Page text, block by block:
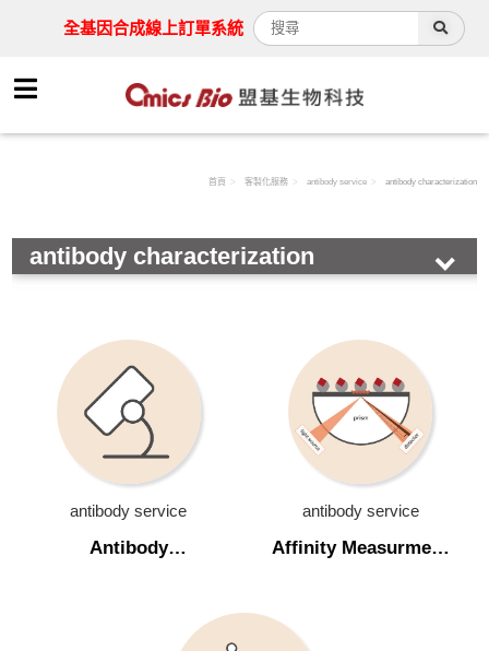
全基因合成線上訂單系統
首頁 客製化服務 antibody service antibody characterization
antibody characterization
Synthesis service
Protein expression
antibody service
antibody development
antibody sequencing
antibody production
Antibody Developability Assessment
antibody service
Antibody
antibody service
Affinity Measurment